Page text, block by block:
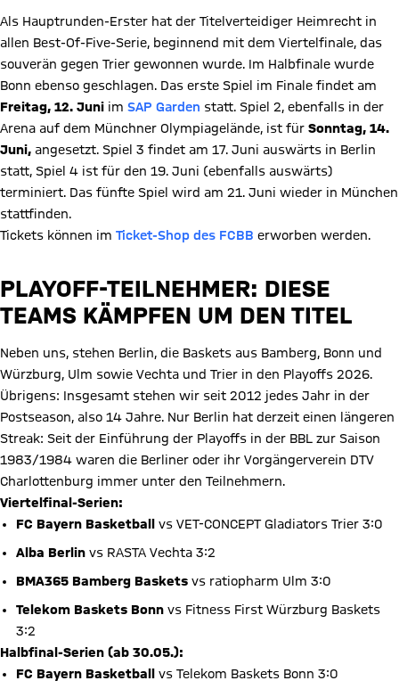
Als Hauptrunden-Erster hat der Titelverteidiger Heimrecht in
allen Best-Of-Five-Serie, beginnend mit dem Viertelfinale, das
souverän gegen Trier gewonnen wurde. Im Halbfinale wurde
Bonn ebenso geschlagen. Das erste Spiel im Finale findet am
Freitag, 12. Juni im SAP Garden statt. Spiel 2, ebenfalls in der
Arena auf dem Münchner Olympiagelände, ist für Sonntag, 14.
Juni, angesetzt. Spiel 3 findet am 17. Juni auswärts in Berlin
statt, Spiel 4 ist für den 19. Juni (ebenfalls auswärts)
terminiert. Das fünfte Spiel wird am 21. Juni wieder in München
stattfinden.
Tickets können im Ticket-Shop des FCBB erworben werden.
PLAYOFF-TEILNEHMER: DIESE
TEAMS KÄMPFEN UM DEN TITEL
Neben uns, stehen Berlin, die Baskets aus Bamberg, Bonn und
Würzburg, Ulm sowie Vechta und Trier in den Playoffs 2026.
Übrigens: Insgesamt stehen wir seit 2012 jedes Jahr in der
Postseason, also 14 Jahre. Nur Berlin hat derzeit einen längeren
Streak: Seit der Einführung der Playoffs in der BBL zur Saison
1983/1984 waren die Berliner oder ihr Vorgängerverein DTV
Charlottenburg immer unter den Teilnehmern.
Viertelfinal-Serien:
FC Bayern Basketball
vs VET-CONCEPT Gladiators Trier 3:0
Alba Berlin vs RASTA Vechta 3:2
BMA365 Bamberg Baskets vs ratiopharm Ulm 3:0
Telekom Baskets Bonn vs Fitness First Würzburg Baskets
3:2
Halbfinal-Serien (ab 30.05.):
FC Bayern Basketball
vs Telekom Baskets Bonn 3:0